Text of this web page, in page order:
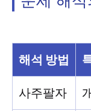
해석 방법
사주팔자